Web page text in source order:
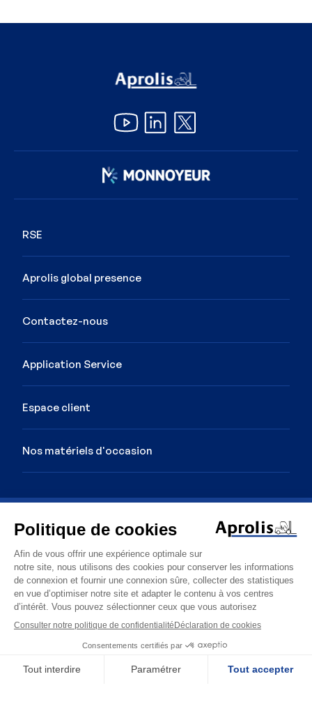
RSE
Aprolis global presence
Contactez-nous
Application Service
Espace client
Nos matériels d'occasion